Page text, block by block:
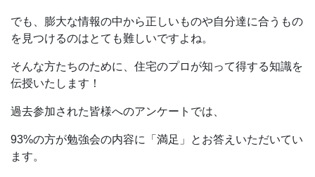
でも、膨大な情報の中から正しいものや自分達に合うもの
を見つけるのはとても難しいですよね。
そんな方たちのために、住宅のプロが知って得する知識を
伝授いたします！
過去参加された皆様へのアンケートでは、
93%の方が勉強会の内容に「満足」とお答えいただいてい
ます。